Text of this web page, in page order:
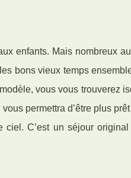
enfants. Mais nombreux
bons vieux temps
vous vous trouverez
permettra d’être plus
ciel. C’est un séjour original